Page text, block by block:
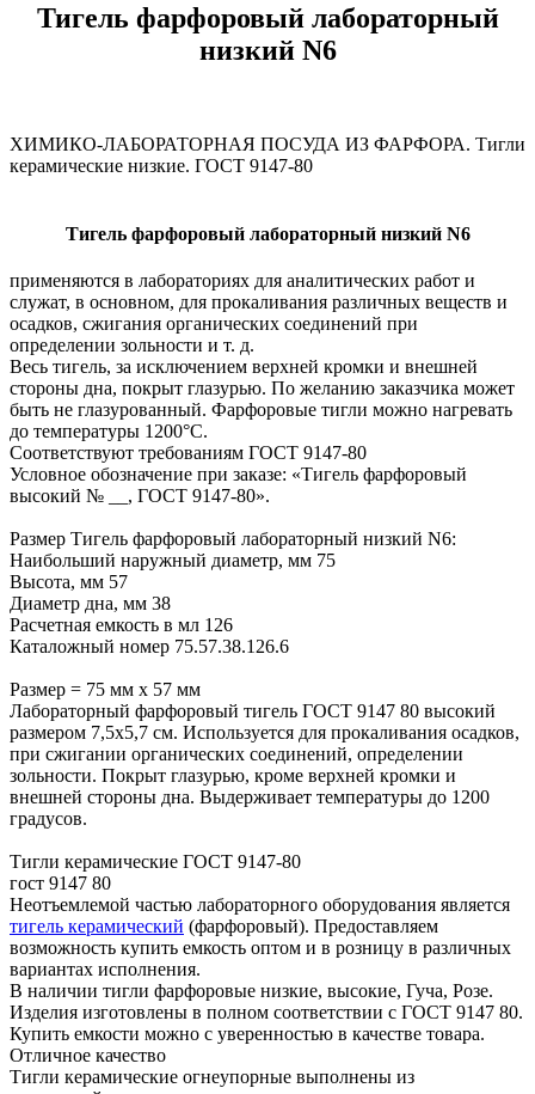
Тигель фарфоровый лабораторный
низкий N6
ХИМИКО-ЛАБОРАТОРНАЯ ПОСУДА ИЗ ФАРФОРА. Тигли
керамические низкие. ГОСТ 9147-80
Тигель фарфоровый лабораторный низкий N6
применяются в лабораториях для аналитических работ и
служат, в основном, для прокаливания различных веществ и
осадков, сжигания органических соединений при
определении зольности и т. д.
Весь тигель, за исключением верхней кромки и внешней
стороны дна, покрыт глазурью. По желанию заказчика может
быть не глазурованный. Фарфоровые тигли можно нагревать
до температуры 1200°С.
Соответствуют требованиям ГОСТ 9147-80
Условное обозначение при заказе: «Тигель фарфоровый
высокий № __, ГОСТ 9147-80».
Размер Тигель фарфоровый лабораторный низкий N6:
Наибольший наружный диаметр, мм 75
Высота, мм 57
Диаметр дна, мм 38
Расчетная емкость в мл 126
Каталожный номер 75.57.38.126.6
Размер = 75 мм х 57 мм
Лабораторный фарфоровый тигель ГОСТ 9147 80 высокий
размером 7,5х5,7 см. Используется для прокаливания осадков,
при сжигании органических соединений, определении
зольности. Покрыт глазурью, кроме верхней кромки и
внешней стороны дна. Выдерживает температуры до 1200
градусов.
Тигли керамические ГОСТ 9147-80
гост 9147 80
Неотъемлемой частью лабораторного оборудования является
тигель керамический (фарфоровый). Предоставляем
возможность купить емкость оптом и в розницу в различных
вариантах исполнения.
В наличии тигли фарфоровые низкие, высокие, Гуча, Розе.
Изделия изготовлены в полном соответствии с ГОСТ 9147 80.
Купить емкости можно с уверенностью в качестве товара.
Отличное качество
Тигли керамические огнеупорные выполнены из